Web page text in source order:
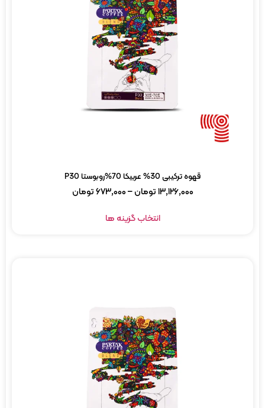
قهوه ترکیبی 30% عربیکا 70%روبوستا P30
۱۳,۱۲۶,۰۰۰تومان–۶۷۳,۰۰۰تومان
انتخاب گزینه ها